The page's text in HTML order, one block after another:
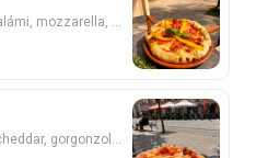
paradicsomszósz, pepperoni szalámi, mozzarella, pepperoni paprika
paradicsomszósz, mozzarella, cheddar, gorgonzola, trappista